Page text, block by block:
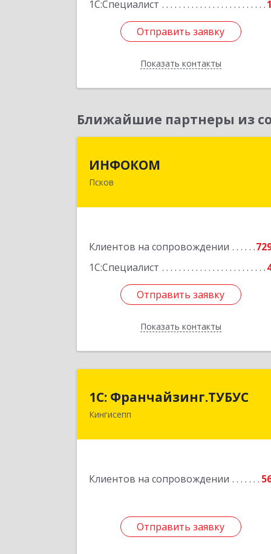
1С:Специалист
1
Отправить заявку
Показать контакты
Отправить заявку
Назад
Ближайшие партнеры из
ИНФОКОМ
Псков
Клиентов на сопровождении
1С:Специалист
Отправить заявку
Показать контакты
Отправить заявку
Назад
1С: Франчайзинг.ТУБУС
Кингисепп
Клиентов на сопровождении
Отправить заявку
1С: Франчайзинг.ТУБУС
Отправить заявку